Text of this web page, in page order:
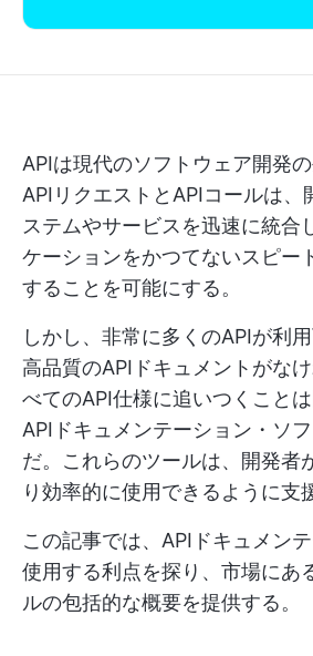
APIは現代のソフトウェア開発の
APIリクエストとAPIコールは、
ステムやサービスを迅速に統合
ケーションをかつてないスピー
することを可能にする。
しかし、非常に多くのAPIが利
高品質のAPIドキュメントがな
べてのAPI仕様に追いつくこと
APIドキュメンテーション・ソ
だ。これらのツールは、開発者
り効率的に使用できるように支
この記事では、APIドキュメン
使用する利点を探り、市場にあ
ルの包括的な概要を提供する。